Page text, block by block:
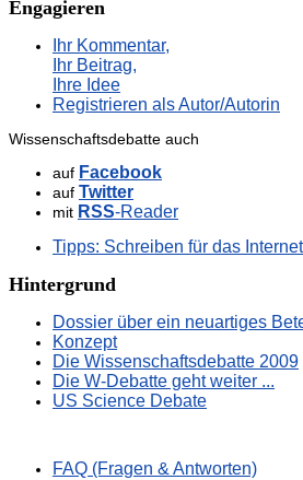
Engagieren
Ihr Kommentar,
Ihr Beitrag,
Ihre Idee
Registrieren als Autor/Autorin
Wissenschaftsdebatte auch
auf Facebook
auf Twitter
mit RSS-Reader
Tipps: Schreiben für das Internet
Hintergrund
Dossier über ein neuartiges
Konzept
Die Wissenschaftsdebatte 2009
Die W-Debatte geht weiter ...
US Science Debate
FAQ (Fragen & Antworten)